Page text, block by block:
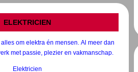
ELEKTRICIEN
om elektra én mensen. Al meer dan
met passie, plezier en vakmanschap.
Elektricien